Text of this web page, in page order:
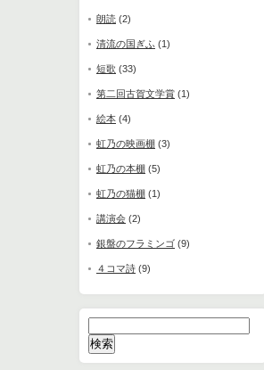
朗読 (2)
清流の国ぎふ (1)
短歌 (33)
第二回古賀文学賞 (1)
絵本 (4)
虹乃の映画棚 (3)
虹乃の本棚 (5)
虹乃の猫棚 (1)
講演会 (2)
銀盤のフラミンゴ (9)
４コマ詩 (9)
索: